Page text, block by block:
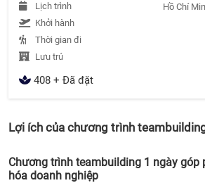
Lịch trình
Hồ Chí
Khởi hành
Thời gian đi
Lưu trú
408 + Đã đặt
Lợi ích của chương trình
Chương trình teambuilding 1 ngày góp
hóa doanh nghiệp